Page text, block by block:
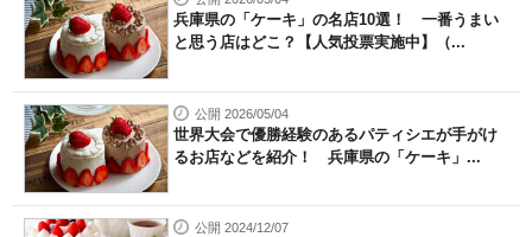
兵庫県の「ケーキ」の名店10選！ 一番うまい
と思う店はどこ？【人気投票実施中】（...
公開 2026/05/04
世界大会で優勝経験のあるパティシエが手がけ
るお店などを紹介！ 兵庫県の「ケーキ」...
公開 2024/12/07